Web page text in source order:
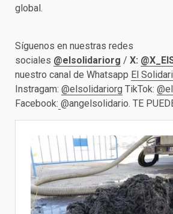
global.
Síguenos en nuestras redes
sociales @elsolidariorg / X:
nuestro canal de Whatsapp El
Instragam: @elsolidariorg TikTok:
Facebook: @angelsolidario. TE